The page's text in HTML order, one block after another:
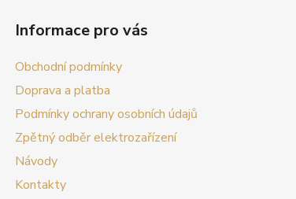
Informace pro vás
Obchodní podmínky
Doprava a platba
Podmínky ochrany osobních údajů
Zpětný odběr elektrozařízení
Návody
Kontakty